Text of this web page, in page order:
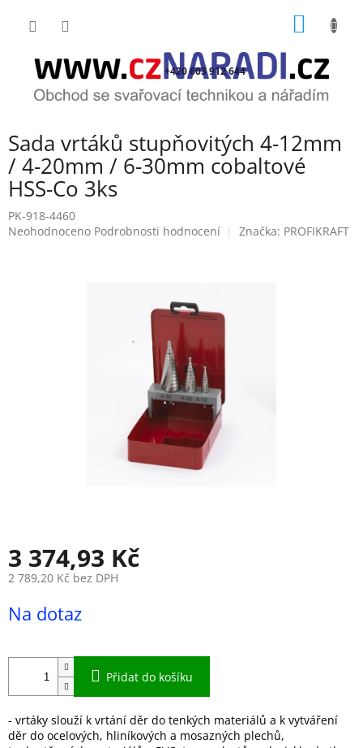
+420 603 912 644
Sada vrtáků stupňovitých 4-12mm
/ 4-20mm / 6-30mm cobaltové
HSS-Co 3ks
PK-918-4460
Průměrné
Neohodnoceno Podrobnosti hodnocení Značka: PROFIKRAFT
3 374,93 Kč
2 789,20 Kč bez DPH
cena:
Na dotaz
Přidat do košíku
- vrtáky slouží k vrtání děr do tenkých materiálů a k vytváření
děr do ocelových, hliníkových a mosazných plechů,